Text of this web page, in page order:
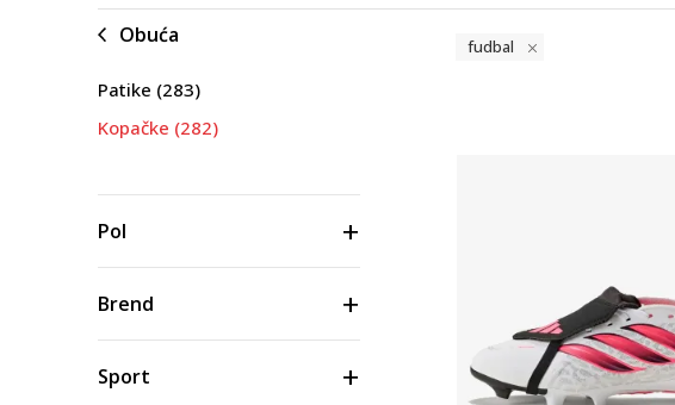
Obuća
Patike (283)
Kopačke (282)
Pol
Brend
Sport
fudbal
Uporedi